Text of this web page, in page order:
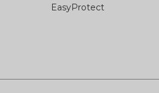
EasyProtect